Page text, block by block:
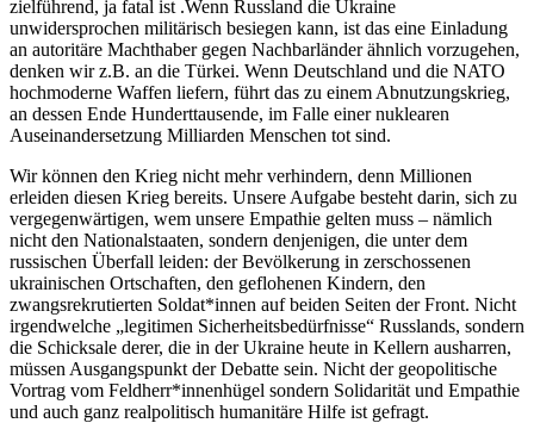
zielführend, ja fatal ist .Wenn Russland die Ukraine
unwidersprochen militärisch besiegen kann, ist das eine Einladung
an autoritäre Machthaber gegen Nachbarländer ähnlich vorzugehen,
denken wir z.B. an die Türkei. Wenn Deutschland und die NATO
hochmoderne Waffen liefern, führt das zu einem Abnutzungskrieg,
an dessen Ende Hunderttausende, im Falle einer nuklearen
Auseinandersetzung Milliarden Menschen tot sind.
Wir können den Krieg nicht mehr verhindern, denn Millionen
erleiden diesen Krieg bereits. Unsere Aufgabe besteht darin, sich zu
vergegenwärtigen, wem unsere Empathie gelten muss – nämlich
nicht den Nationalstaaten, sondern denjenigen, die unter dem
russischen Überfall leiden: der Bevölkerung in zerschossenen
ukrainischen Ortschaften, den geflohenen Kindern, den
zwangsrekrutierten Soldat*innen auf beiden Seiten der Front. Nicht
irgendwelche „legitimen Sicherheitsbedürfnisse“ Russlands, sondern
die Schicksale derer, die in der Ukraine heute in Kellern ausharren,
müssen Ausgangspunkt der Debatte sein. Nicht der geopolitische
Vortrag vom Feldherr*innenhügel sondern Solidarität und Empathie
und auch ganz realpolitisch humanitäre Hilfe ist gefragt.